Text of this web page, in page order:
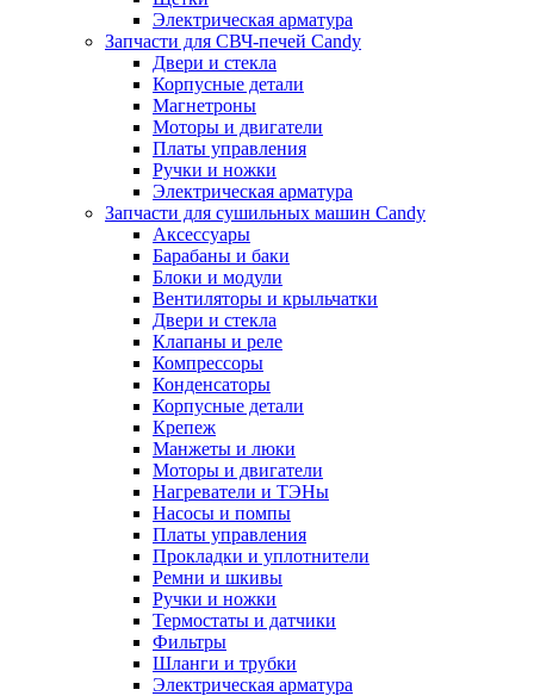
Электрическая арматура
Запчасти для СВЧ-печей Candy
Двери и стекла
Корпусные детали
Магнетроны
Моторы и двигатели
Платы управления
Ручки и ножки
Электрическая арматура
Запчасти для сушильных машин Candy
Аксессуары
Барабаны и баки
Блоки и модули
Вентиляторы и крыльчатки
Двери и стекла
Клапаны и реле
Компрессоры
Конденсаторы
Корпусные детали
Крепеж
Манжеты и люки
Моторы и двигатели
Нагреватели и ТЭНы
Насосы и помпы
Платы управления
Прокладки и уплотнители
Ремни и шкивы
Ручки и ножки
Термостаты и датчики
Фильтры
Шланги и трубки
Электрическая арматура